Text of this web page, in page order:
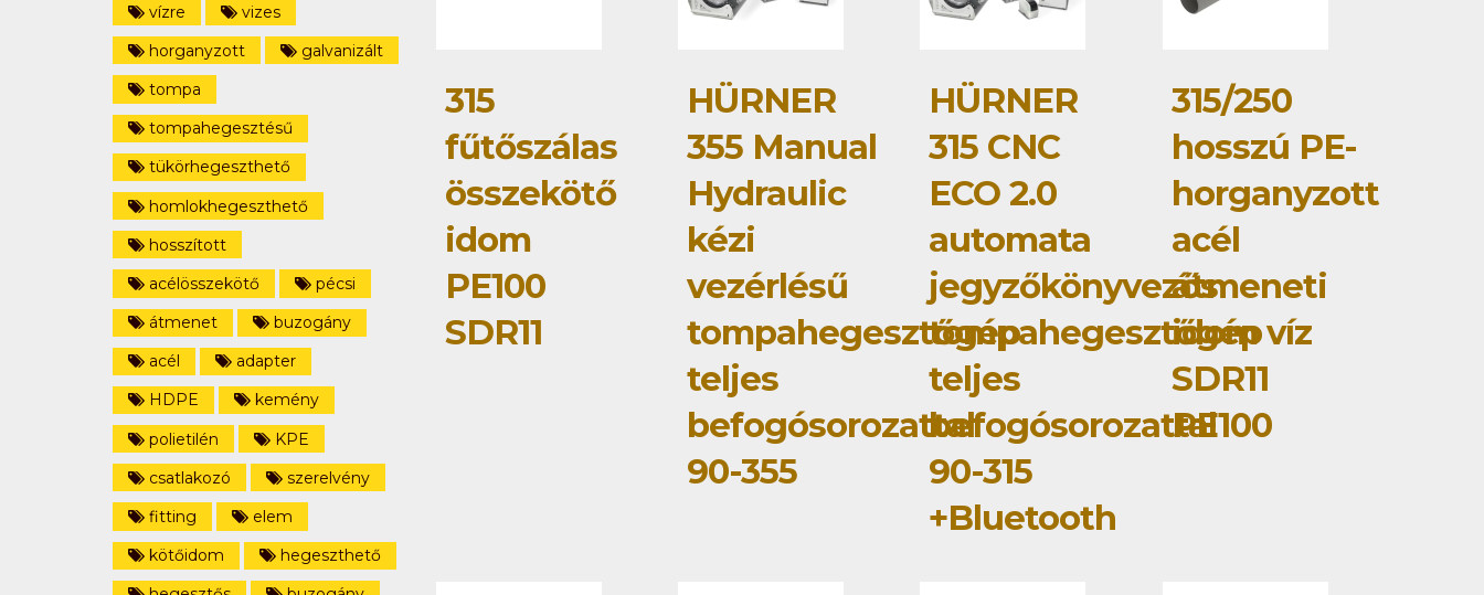
vízre
vizes
horganyzott
galvanizált
tompa
tompahegesztésű
tükörhegeszthető
homlokhegeszthető
hosszított
acélösszekötő
pécsi
átmenet
buzogány
acél
adapter
HDPE
kemény
polietilén
KPE
csatlakozó
szerelvény
fitting
elem
kötőidom
hegeszthető
315
fűtőszálas
összekötő
idom
PE100
SDR11
HÜRNER
355 Manual
Hydraulic
kézi
vezérlésű
tompahegesztőgép
teljes
befogósorozattal
90-355
HÜRNER
315 CNC
ECO 2.0
automata
jegyzőkönyvezős
tompahegesztőgép
teljes
befogósorozattal
90-315
+Bluetooth
315/250
hosszú PE-
horganyzott
acél
átmeneti
idom víz
SDR11
PE100